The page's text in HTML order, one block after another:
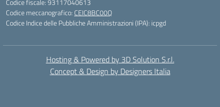
Codice fiscale: 93117040613
Codice meccanografico: CEIC8BC00Q
Codice Indice delle Pubbliche Amministrazioni (IPA): icpgd
Hosting & Powered by 3D Solution S.r.l.
Concept & Design by Designers Italia